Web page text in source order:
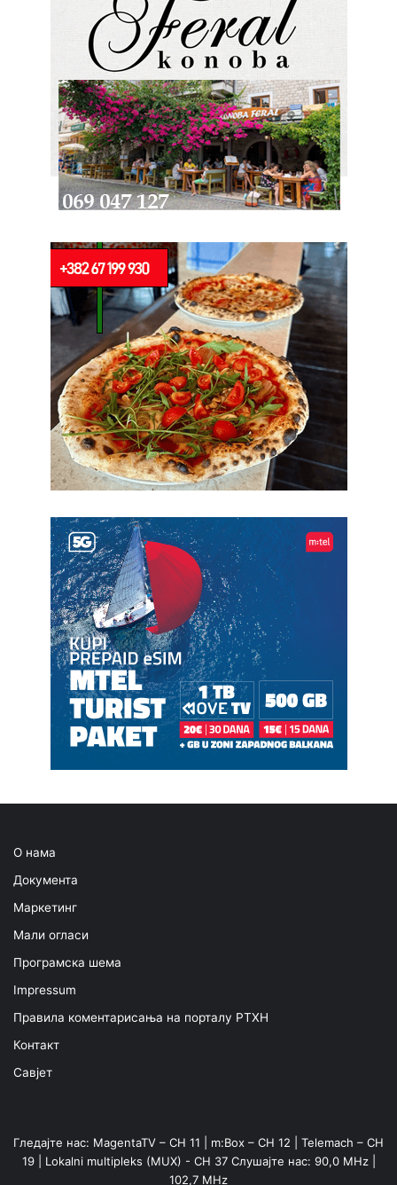
О нама
Документа
Маркетинг
Мали огласи
Програмска шема
Impressum
Правила коментарисања на порталу РТХН
Контакт
Савјет
Гледајте нас: MagentaTV – CH 11 | m:Box – CH 12 | Telemach – CH
19 | Lokalni multipleks (MUX) - CH 37 Слушајте нас: 90,0 MHz |
102,7 MHz